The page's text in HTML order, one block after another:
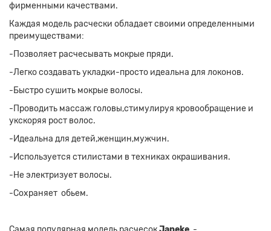
фирменными качествами.
Каждая модель расчески обладает своими определенными
преимуществами:
-Позволяет расчесывать мокрые пряди.
-Легко создавать укладки-просто идеальна для локонов.
-Быстро сушить мокрые волосы.
-Проводить массаж головы,стимулируя кровообращение и
укскоряя рост волос.
-Идеальна для детей,женщин,мужчин.
-Используется стилистами в техниках окрашивания.
-Не электризует волосы.
-Сохраняет обьем.